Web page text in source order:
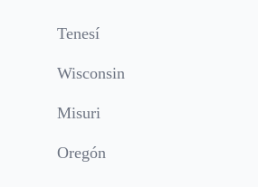
Tenesí
Wisconsin
Misuri
Oregón